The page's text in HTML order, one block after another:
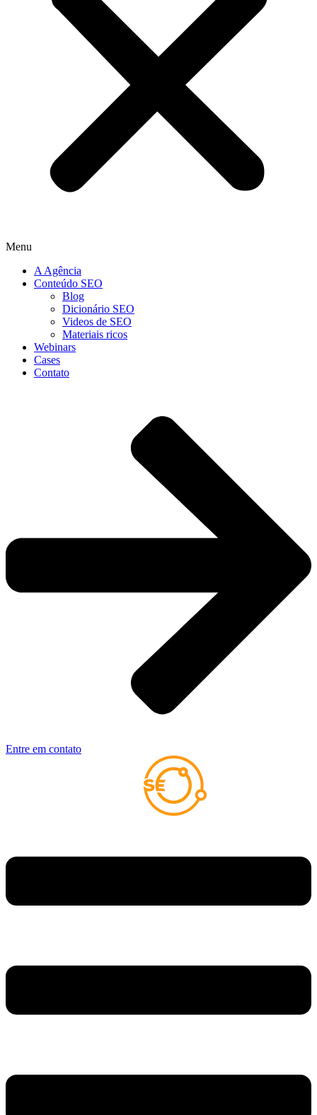
Menu
A Agência
Conteúdo SEO
Blog
Dicionário SEO
Videos de SEO
Materiais ricos
Webinars
Cases
Contato
Entre em contato